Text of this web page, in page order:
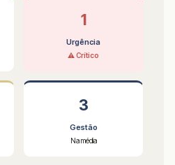
1
Urgência
⚠ Crítico
3
Gestão
Na média